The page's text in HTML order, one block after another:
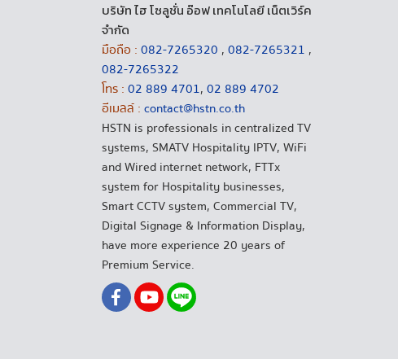
บริษัท ไฮ โซลูชั่น อ๊อฟ เทคโนโลยี เน็ตเวิร์ค
จำกัด
มือถือ : 082-7265320 , 082-7265321 ,
082-7265322
โทร : 02 889 4701, 02 889 4702
อีเมลล์ : contact@hstn.co.th
HSTN is professionals in centralized TV
systems, SMATV Hospitality IPTV, WiFi
and Wired internet network, FTTx
system for Hospitality businesses,
Smart CCTV system, Commercial TV,
Digital Signage & Information Display,
have more experience 20 years of
Premium Service.